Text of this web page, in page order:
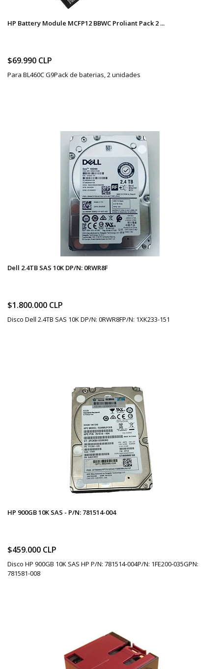
HP Battery Module MCFP12 BBWC Proliant Pack 2 ...
$69.990 CLP
Para BL460C G9Pack de baterias, 2 unidades
Dell 2.4TB SAS 10K DP/N: 0RWR8F
$1.800.000 CLP
Disco Dell 2.4TB SAS 10K DP/N: 0RWR8FP/N: 1XK233-151
HP 900GB 10K SAS - P/N: 781514-004
$459.000 CLP
Disco HP 900GB 10K SAS HP P/N: 781514-004P/N: 1FE200-035GPN:
781581-008